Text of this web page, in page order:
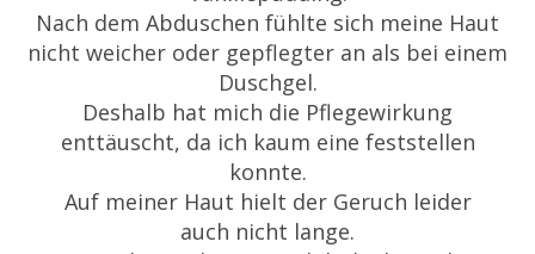
Nach dem Abduschen fühlte sich meine Haut
nicht weicher oder gepflegter an als bei einem
Duschgel.
Deshalb hat mich die Pflegewirkung
enttäuscht, da ich kaum eine feststellen
konnte.
Auf meiner Haut hielt der Geruch leider
auch nicht lange.